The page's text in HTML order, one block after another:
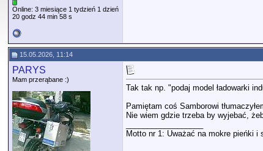
Online: 3 miesiące 1 tydzień 1 dzień
20 godz 44 min 58 s
15.05.2026, 11:14
PARYS
Mam przerąbane :)
Tak tak np. "podaj model ładowarki
Pamiętam coś Samborowi
Nie wiem gdzie trzeba by wyjebać,
Motto nr 1: Uważać na mokre pieńki i